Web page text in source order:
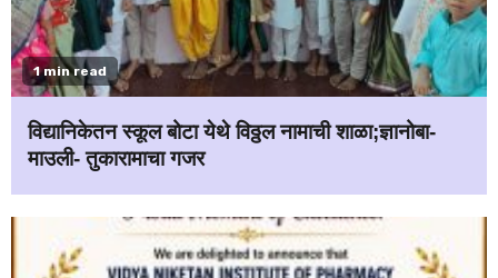
1 min read
विद्यानिकेतन स्कूल बोटा येथे विठ्ठल नामाची शाळा;ज्ञानोबा-
माउली- तुकारामाचा गजर